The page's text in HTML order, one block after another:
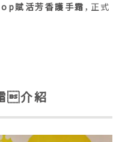
賦活芳香護手霜 ，正式
介紹